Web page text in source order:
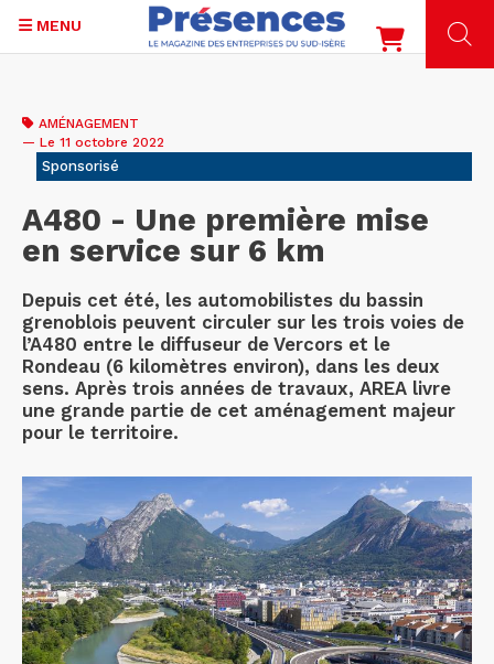
contenu
principal
MENU
AMÉNAGEMENT
— Le 11 octobre 2022
Sponsorisé
A480 - Une première mise
en service sur 6 km
Depuis cet été, les automobilistes du bassin
grenoblois peuvent circuler sur les trois voies de
l’A480 entre le diffuseur de Vercors et le
Rondeau (6 kilomètres environ), dans les deux
sens. Après trois années de travaux, AREA livre
une grande partie de cet aménagement majeur
pour le territoire.